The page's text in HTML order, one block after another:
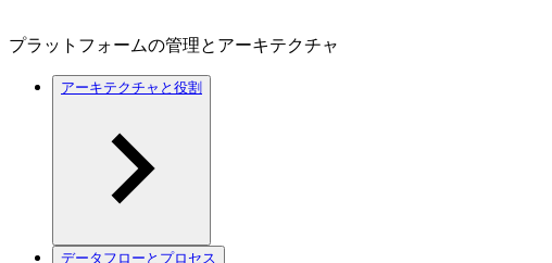
プラットフォームの管理とアーキテクチャ
アーキテクチャと役割
データフローとプロセス